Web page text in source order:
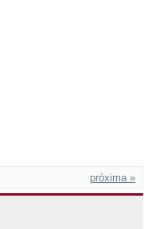
próxima »